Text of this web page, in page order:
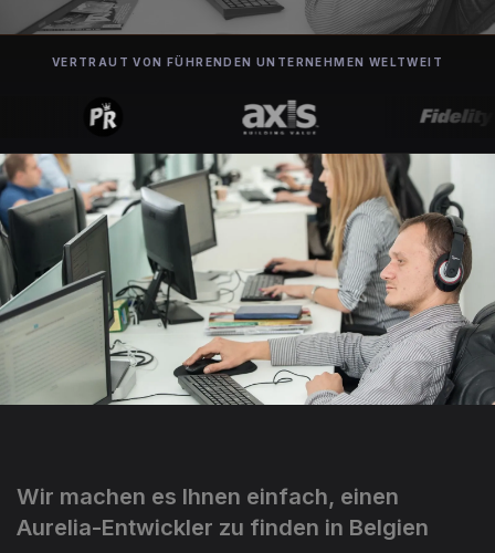
VERTRAUT VON FÜHRENDEN UNTERNEHMEN WELTWEIT
Wir machen es Ihnen einfach, einen
Aurelia-Entwickler zu finden in Belgien